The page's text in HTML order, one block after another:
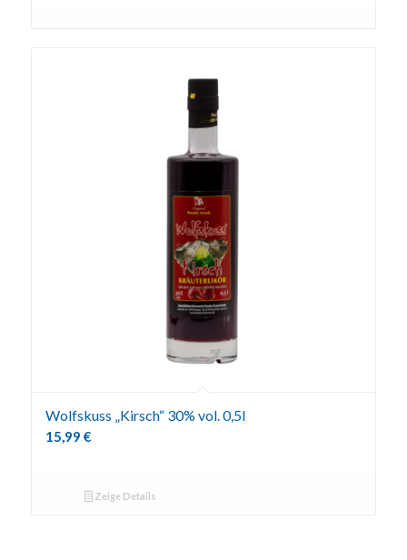
Wolfskuss „Kirsch“ 30% vol. 0,5l
15,99 €
Zeige Details